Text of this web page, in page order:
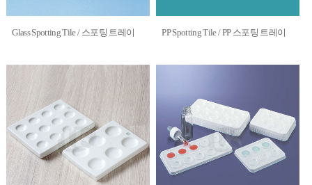
Glass Spotting Tile / 스포팅 트레이 PP Spotting Tile / PP 스포팅 트레이